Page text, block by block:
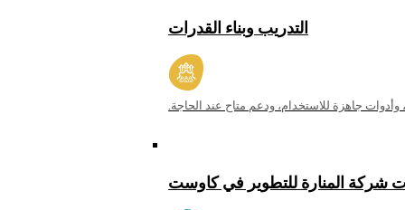
التدريب وبناء القدرات
جاهزة للاستخدام، ودعم متاح عند الحاجة.
شركة المنارة للتطوير في كاوست